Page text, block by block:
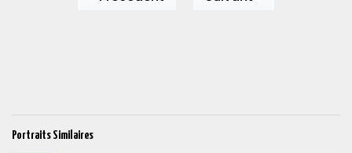
Portraits Similaires